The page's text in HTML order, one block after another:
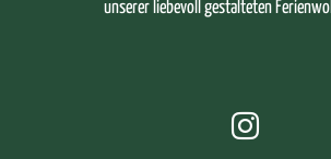
unserer liebevoll gestalteten